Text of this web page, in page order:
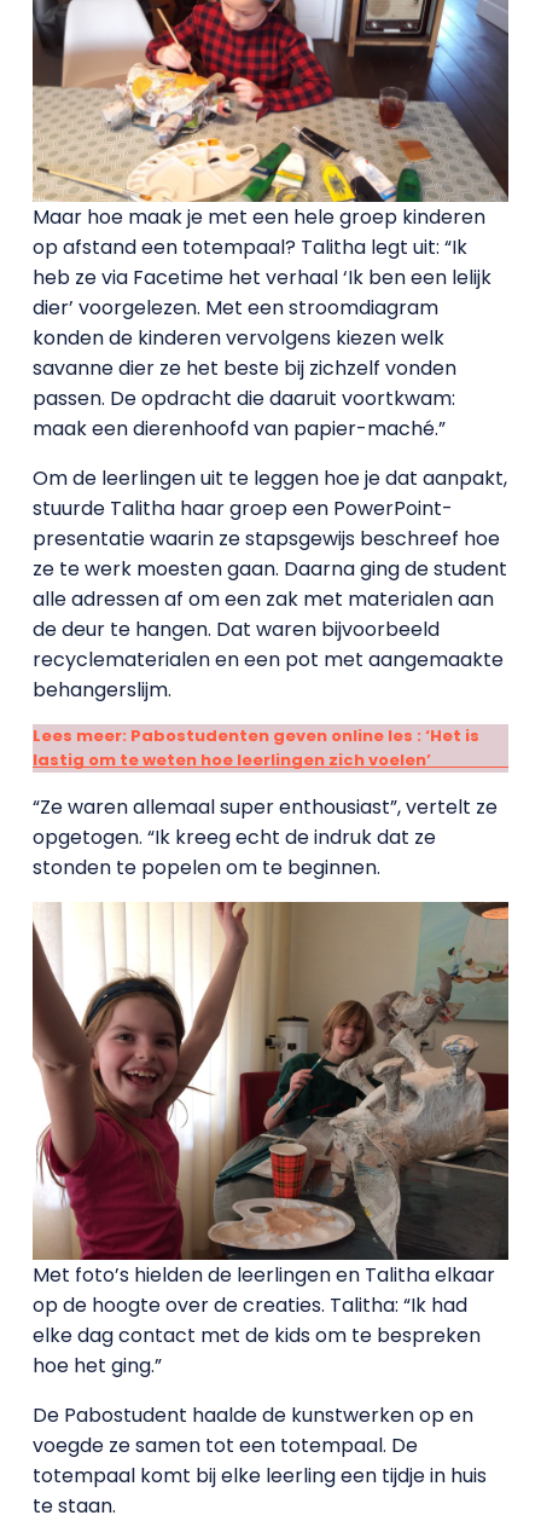
Maar hoe maak je met een hele groep kinderen
op afstand een totempaal? Talitha legt uit: “Ik
heb ze via Facetime het verhaal ‘Ik ben een lelijk
dier’ voorgelezen. Met een stroomdiagram
konden de kinderen vervolgens kiezen welk
savanne dier ze het beste bij zichzelf vonden
passen. De opdracht die daaruit voortkwam:
maak een dierenhoofd van papier-maché.”
Om de leerlingen uit te leggen hoe je dat aanpakt,
stuurde Talitha haar groep een PowerPoint-
presentatie waarin ze stapsgewijs beschreef hoe
ze te werk moesten gaan. Daarna ging de student
alle adressen af om een zak met materialen aan
de deur te hangen. Dat waren bijvoorbeeld
recyclematerialen en een pot met aangemaakte
behangerslijm.
Lees meer: Pabostudenten geven online les : ‘Het is
lastig om te weten hoe leerlingen zich voelen’
“Ze waren allemaal super enthousiast”, vertelt ze
opgetogen. “Ik kreeg echt de indruk dat ze
stonden te popelen om te beginnen.
Met foto’s hielden de leerlingen en Talitha elkaar
op de hoogte over de creaties. Talitha: “Ik had
elke dag contact met de kids om te bespreken
hoe het ging.”
De Pabostudent haalde de kunstwerken op en
voegde ze samen tot een totempaal. De
totempaal komt bij elke leerling een tijdje in huis
te staan.